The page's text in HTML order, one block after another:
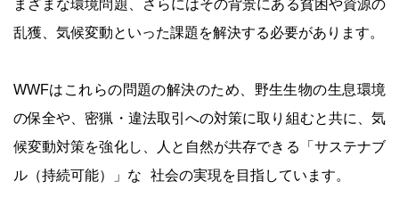
まざまな環境問題、さらにはその背景にある貧困や資源の
乱獲、気候変動といった課題を解決する必要があります。
WWFはこれらの問題の解決のため、野生生物の生息環境
の保全や、密猟・違法取引への対策に取り組むと共に、気
候変動対策を強化し、人と自然が共存できる「サステナブ
ル（持続可能）」な 社会の実現を目指しています。